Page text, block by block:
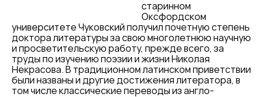
старинном
Оксфордском
университете Чуковский получил почетную степень
доктора литературы за свою многолетнюю научную
и просветительскую работу, прежде всего, за
труды по изучению поэзии и жизни Николая
Некрасова. В традиционном латинском приветствии
были названы и другие достижения литератора, в
том числе классические переводы из англо-